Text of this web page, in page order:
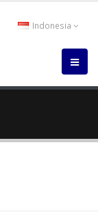
Indonesia